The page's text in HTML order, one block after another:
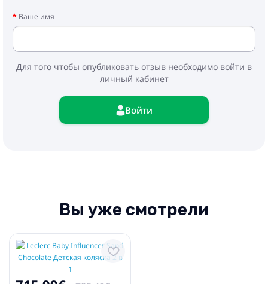
- Подстаканник
- Рама с прогулочным блоком
- Адаптеры
Ваше имя
Для того чтобы опубликовать отзыв необходимо войти в
личный кабинет
Войти
Вы уже смотрели